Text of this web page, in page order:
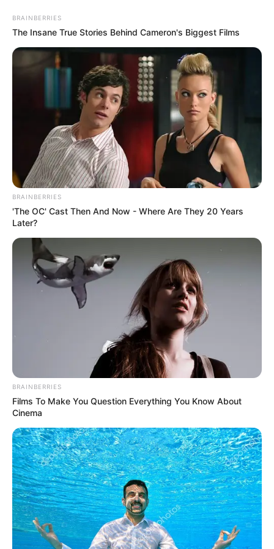
PRIX DEAUVILLE TATTOO
FESTIVAL QUINTE PMU 14-
08-2023
Lundi 14 Août 2023 à CLAIREFONTAINE dans la
Réunion n°1 à 18h00 – PRIX DEAUVILLE TATTOO
FESTIVAL (PRIX DE LA COTE FLEURIE) – Plat – 2400
BRAINBERRIES
The Insane True Stories Behind Cameron's Biggest Films
BRAINBERRIES
'The OC' Cast Then And Now - Where Are They 20 Years
Later?
BRAINBERRIES
Films To Make You Question Everything You Know About
Cinema